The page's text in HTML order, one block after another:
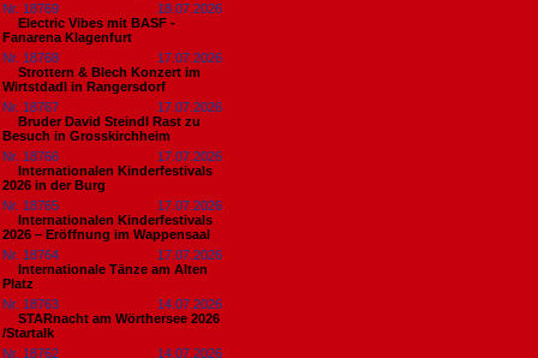
Nr. 18769
18.07.2026
Electric Vibes mit BASF -
Fanarena Klagenfurt
Nr. 18768
17.07.2026
Strottern & Blech Konzert im
Wirtstdadl in Rangersdorf
Nr. 18767
17.07.2026
Bruder David Steindl Rast zu
Besuch in Grosskirchheim
Nr. 18766
17.07.2026
Internationalen Kinderfestivals
2026 in der Burg
Nr. 18765
17.07.2026
Internationalen Kinderfestivals
2026 – Eröffnung im Wappensaal
Nr. 18764
17.07.2026
Internationale Tänze am Alten
Platz
Nr. 18763
14.07.2026
STARnacht am Wörthersee 2026
/Startalk
Nr. 18762
14.07.2026